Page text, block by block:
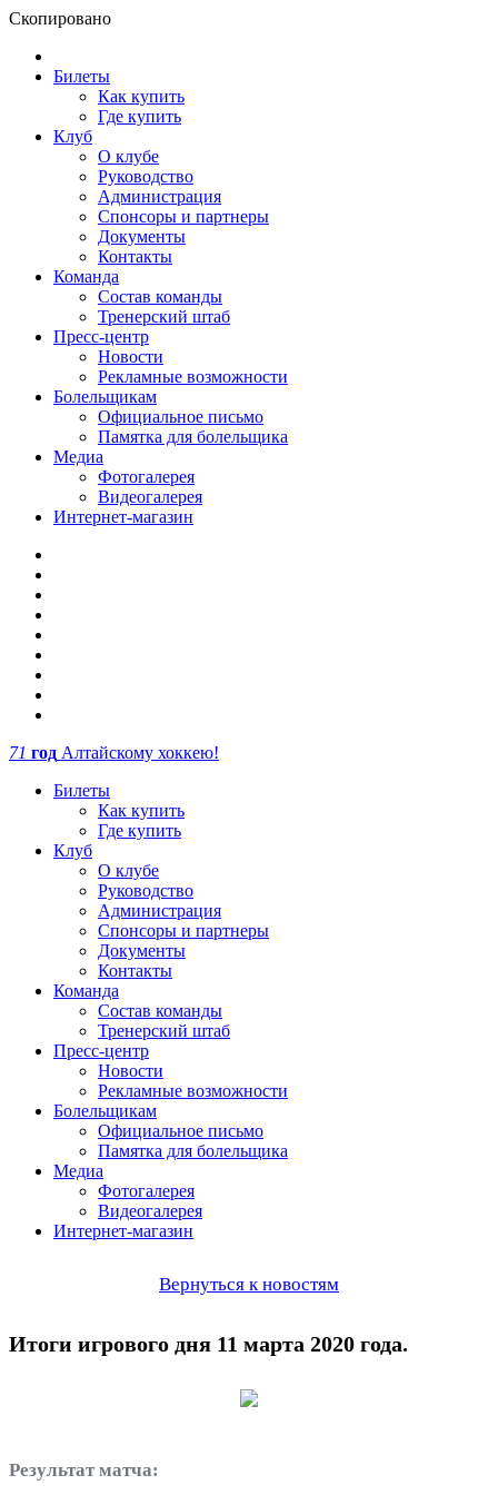
Скопировано
Билеты
Как купить
Где купить
Клуб
О клубе
Руководство
Администрация
Спонсоры и партнеры
Документы
Контакты
Команда
Состав команды
Тренерский штаб
Пресс-центр
Новости
Рекламные возможности
Болельщикам
Официальное письмо
Памятка для болельщика
Медиа
Фотогалерея
Видеогалерея
Интернет-магазин
71 год Алтайскому хоккею!
Билеты
Как купить
Где купить
Клуб
О клубе
Руководство
Администрация
Спонсоры и партнеры
Документы
Контакты
Команда
Состав команды
Тренерский штаб
Пресс-центр
Новости
Рекламные возможности
Болельщикам
Официальное письмо
Памятка для болельщика
Медиа
Фотогалерея
Видеогалерея
Интернет-магазин
Вернуться к новостям
Итоги игрового дня 11 марта 2020 года.
Результат матча: